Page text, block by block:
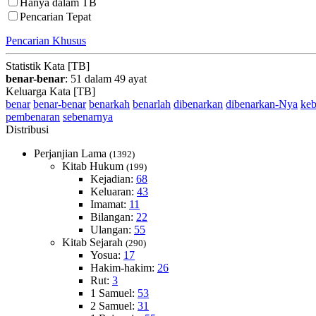
Hanya dalam TB
Pencarian Tepat
Pencarian Khusus
Statistik Kata [TB]
benar-benar: 51 dalam 49 ayat
Keluarga Kata [TB]
benar benar-benar benarkah benarlah dibenarkan dibenarkan-Nya
pembenaran sebenarnya
Distribusi
Perjanjian Lama (1392)
Kitab Hukum (199)
Kejadian: 68
Keluaran: 43
Imamat: 11
Bilangan: 22
Ulangan: 55
Kitab Sejarah (290)
Yosua: 17
Hakim-hakim: 26
Rut: 3
1 Samuel: 53
2 Samuel: 31